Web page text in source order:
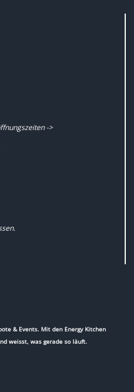
->
& Events. Mit den Energy Kitchen
weisst, was gerade so läuft.